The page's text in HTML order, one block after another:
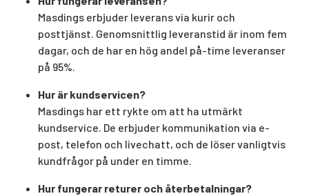
Masdings erbjuder leverans via kurir och
posttjänst. Genomsnittlig leveranstid är inom fem
dagar, och de har en hög andel på-time leveranser
på 95%.
Hur är kundservicen?
Masdings har ett rykte om att ha utmärkt
kundservice. De erbjuder kommunikation via e-
post, telefon och livechatt, och de löser vanligtvis
kundfrågor på under en timme.
Hur fungerar returer och återbetalningar?